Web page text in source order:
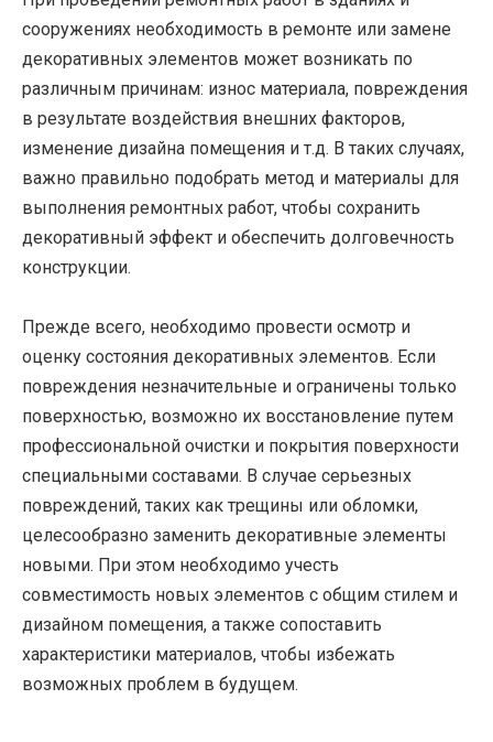
сооружениях необходимость в ремонте или замене
декоративных элементов может возникать по
различным причинам: износ материала, повреждения
в результате воздействия внешних факторов,
изменение дизайна помещения и т.д. В таких случаях,
важно правильно подобрать метод и материалы для
выполнения ремонтных работ, чтобы сохранить
декоративный эффект и обеспечить долговечность
конструкции.
Прежде всего, необходимо провести осмотр и
оценку состояния декоративных элементов. Если
повреждения незначительные и ограничены только
поверхностью, возможно их восстановление путем
профессиональной очистки и покрытия поверхности
специальными составами. В случае серьезных
повреждений, таких как трещины или обломки,
целесообразно заменить декоративные элементы
новыми. При этом необходимо учесть
совместимость новых элементов с общим стилем и
дизайном помещения, а также сопоставить
характеристики материалов, чтобы избежать
возможных проблем в будущем.